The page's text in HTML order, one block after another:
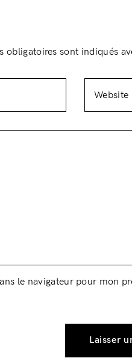
obligatoires sont indiqués
le navigateur pour mon